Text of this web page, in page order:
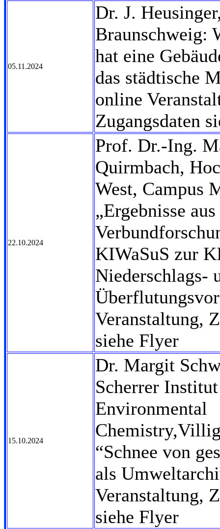
05.11.2024
Dr. J.
Braunschweig:
hat eine
das städtische
online
Zugangsdaten
22.10.2024
Prof. Dr.-Ing.
Quirmbach,
West, Campus
„Ergebnisse
KIWaSuS zur
Niederschlags-
Veranstaltung,
siehe Flyer
15.10.2024
Dr. Margit
Scherrer
Environmental
“Schnee von
als
Veranstaltung,
siehe Flyer